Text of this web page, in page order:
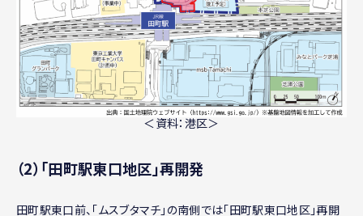
＜資料：港区＞
（2）「田町駅東口地区」再開発
田町駅東口前、「ムスブタマチ」の南側では「田町駅東口地区」再開